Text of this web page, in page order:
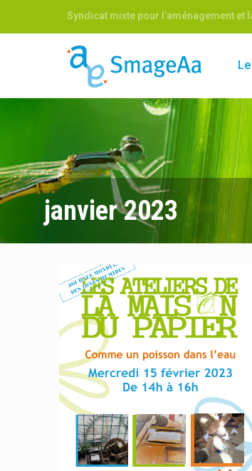
Syndicat mixte pour l’aménagement et
janvier 2023